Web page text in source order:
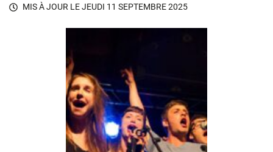
MIS À JOUR LEJEUDI 11 SEPTEMBRE 2025